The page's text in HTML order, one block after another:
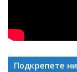
Подкрепете ни